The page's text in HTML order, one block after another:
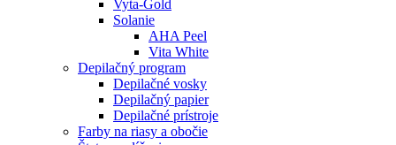
Vyta-Gold
Solanie
AHA Peel
Vita White
Depilačný program
Depilačné vosky
Depilačný papier
Depilačné prístroje
Farby na riasy a obočie